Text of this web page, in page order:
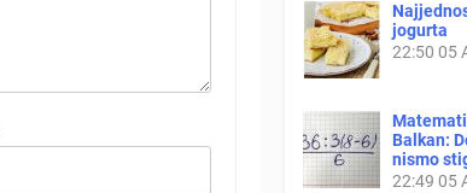
jogurta
22:50 05
Balkan:
nismo
22:49 05